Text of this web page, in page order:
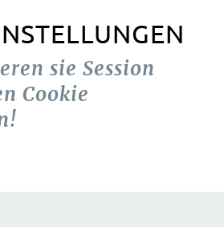
sie Session
Cookie